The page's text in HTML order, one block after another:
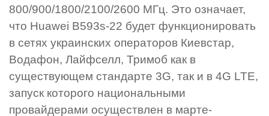
800/900/1800/2100/2600 МГц. Это означает,
что Huawei B593s-22 будет функционировать
в сетях украинских операторов Киевстар,
Водафон, Лайфселл, Тримоб как в
существующем стандарте 3G, так и в 4G LTE,
запуск которого национальными
провайдерами осуществлен в марте-